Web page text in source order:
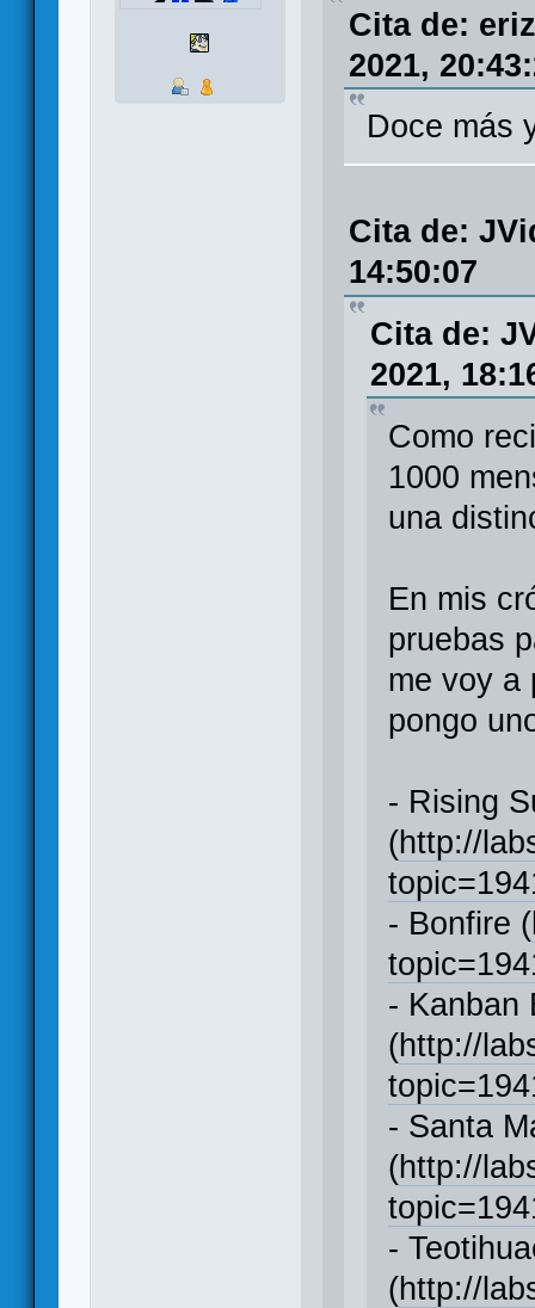
Cita de:
2021,
Doce más
Cita de:
14:50:07
Cita de:
2021,
Como
1000
una
En mis
pruebas
me voy a
pongo
- Rising
(http://
- Bonfire (
- Kanban
(http://
- Santa
(http://
-
(http://